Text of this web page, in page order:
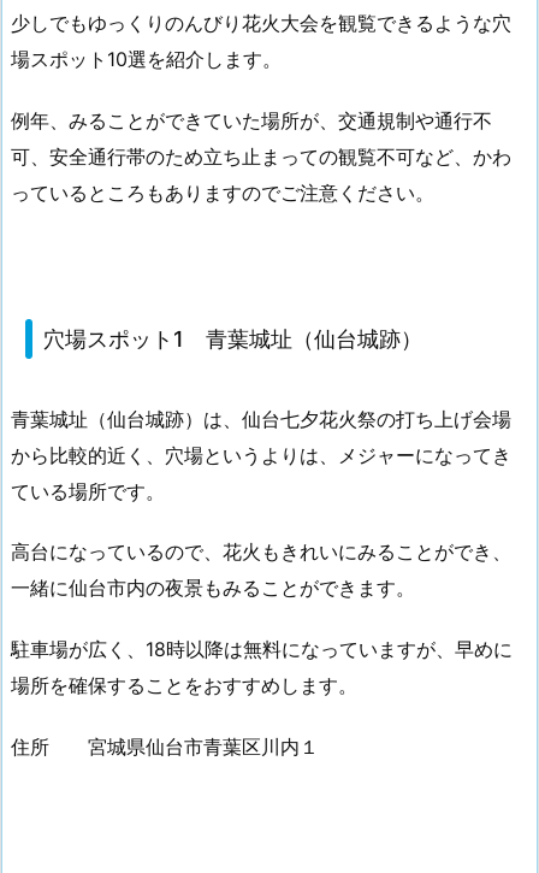
少しでもゆっくりのんびり花火大会を観覧できるような穴
場スポット10選を紹介します。
例年、みることができていた場所が、交通規制や通行不
可、安全通行帯のため立ち止まっての観覧不可など、かわ
っているところもありますのでご注意ください。
穴場スポット1 青葉城址（仙台城跡）
青葉城址（仙台城跡）は、仙台七夕花火祭の打ち上げ会場
から比較的近く、穴場というよりは、メジャーになってき
ている場所です。
高台になっているので、花火もきれいにみることができ、
一緒に仙台市内の夜景もみることができます。
駐車場が広く、18時以降は無料になっていますが、早めに
場所を確保することをおすすめします。
住所 宮城県仙台市青葉区川内１